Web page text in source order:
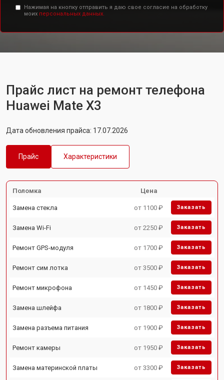
Нажимая на кнопку отправить я даю свое согласие на обработку
моих персональных данных.
Прайс лист на ремонт телефона
Huawei Mate X3
Дата обновления прайса: 17.07.2026
Прайс Характеристики
Поломка Цена
Замена стекла от 1100 ₽ Заказать
Замена Wi-Fi от 2250 ₽ Заказать
Ремонт GPS-модуля от 1700 ₽ Заказать
Ремонт сим лотка от 3500 ₽ Заказать
Ремонт микрофона от 1450 ₽ Заказать
Замена шлейфа от 1800 ₽ Заказать
Замена разъема питания от 1900 ₽ Заказать
Ремонт камеры от 1950 ₽ Заказать
Замена материнской платы от 3300 ₽ Заказать